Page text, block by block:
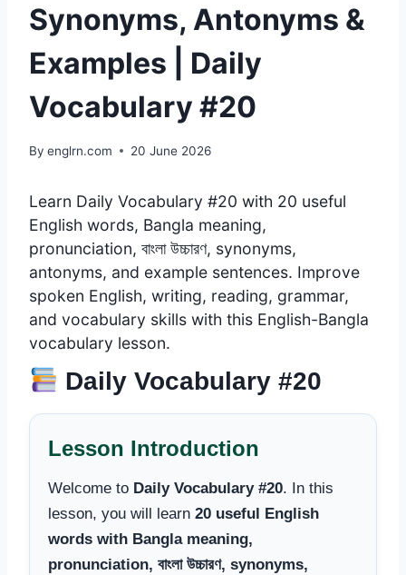
Synonyms, Antonyms &
Examples | Daily
Vocabulary #20
By englrn.com 20 June 2026
Learn Daily Vocabulary #20 with 20 useful
English words, Bangla meaning,
pronunciation, বাংলা উচ্চারণ, synonyms,
antonyms, and example sentences. Improve
spoken English, writing, reading, grammar,
and vocabulary skills with this English-Bangla
vocabulary lesson.
Daily Vocabulary #20
Lesson Introduction
Welcome to Daily Vocabulary #20. In this
lesson, you will learn 20 useful English
words with Bangla meaning,
pronunciation, বাংলা উচ্চারণ, synonyms,